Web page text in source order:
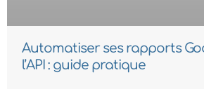
Automatiser ses rapports
l’API : guide pratique